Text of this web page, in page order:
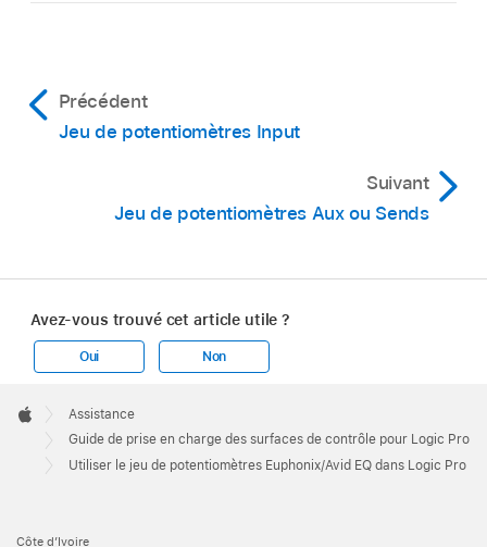
Précédent
Jeu de potentiomètres Input
Suivant
Jeu de potentiomètres Aux ou Sends
Avez-vous trouvé cet article utile ?
Oui Non
Footer

Apple
Assistance
Guide de prise en charge des surfaces de contrôle pour Logic Pro
Utiliser le jeu de potentiomètres Euphonix/Avid EQ dans Logic Pro
Côte d’Ivoire